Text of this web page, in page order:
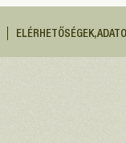
ELÉRHETŐSÉGEK,